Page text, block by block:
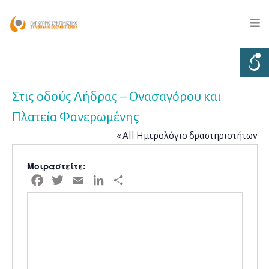
Στις οδούς Λήδρας – Ονασαγόρου και
Πλατεία Φανερωμένης
« All Ημερολόγιο δραστηριοτήτων
Μοιραστείτε:
Facebook
Twitter Email LinkedIn